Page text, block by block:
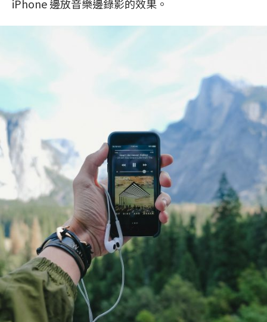
iPhone 邊放音樂邊錄影的效果。